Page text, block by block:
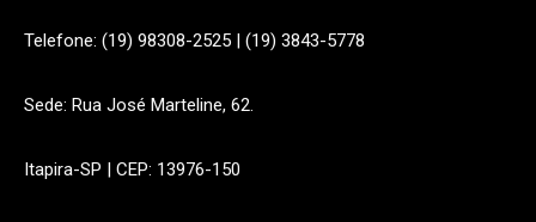
Telefone: (19) 98308-2525 | (19) 3843-5778
Sede: Rua José Marteline, 62.
Itapira-SP | CEP: 13976-150